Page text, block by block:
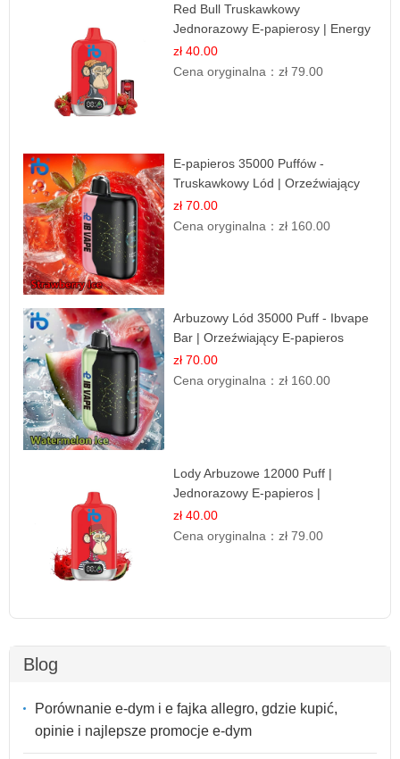
Red Bull Truskawkowy
Jednorazowy E-papierosy | Energy
Drink Smak
zł 40.00
Cena oryginalna：zł 79.00
E-papieros 35000 Puffów -
Truskawkowy Lód | Orzeźwiający
Smak
zł 70.00
Cena oryginalna：zł 160.00
Arbuzowy Lód 35000 Puff - Ibvape
Bar | Orzeźwiający E-papieros
Jednorazowy
zł 70.00
Cena oryginalna：zł 160.00
Lody Arbuzowe 12000 Puff |
Jednorazowy E-papieros |
Deserowy Smak
zł 40.00
Cena oryginalna：zł 79.00
Blog
Porównanie e-dym i e fajka allegro, gdzie kupić,
opinie i najlepsze promocje e-dym